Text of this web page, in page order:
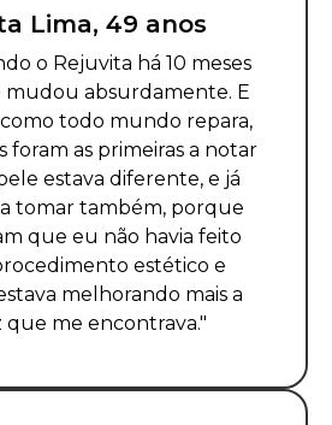
Lima, 49 anos
o Rejuvita há 10 meses
mudou absurdamente. E
todo mundo repara,
foram as primeiras a notar
estava diferente, e já
tomar também, porque
que eu não havia feito
estético e
melhorando mais a
que me encontrava."